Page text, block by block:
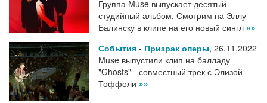
Группа Muse выпускает десятый
студийный альбом. Смотрим на Эллу
Балинску в клипе на его новый сингл »»
События - Призрак оперы, 26.11.2022
Muse выпустили клип на балладу
"Ghosts" - совместный трек с Элизой
Тоффоли »»